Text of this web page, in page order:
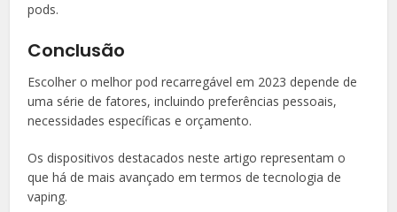
pods.
Conclusão
Escolher o melhor pod recarregável em 2023 depende de
uma série de fatores, incluindo preferências pessoais,
necessidades específicas e orçamento.
Os dispositivos destacados neste artigo representam o
que há de mais avançado em termos de tecnologia de
vaping.